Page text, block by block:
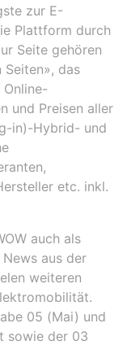
zur E-
Plattform durch
Seite gehören
Seiten», das
und Preisen aller
in)-Hybrid- und
etc. inkl.
auch als
aus der
weiteren
05 (Mai) und
sowie der 03